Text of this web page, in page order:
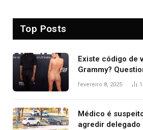
Top Posts
Existe código de
Grammy?
após Bianca
fevereiro 8, 2025
Médico é
agredir delegado